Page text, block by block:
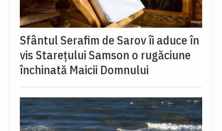
Sfântul Serafim de Sarov îi aduce în
vis Starețului Samson o rugăciune
închinată Maicii Domnului